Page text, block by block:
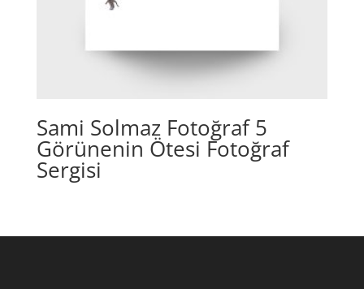
Sami Solmaz Fotoğraf 5
Görünenin Ötesi Fotoğraf
Sergisi